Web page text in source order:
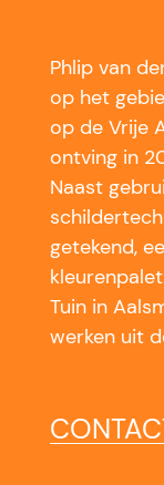
Phlip van
op het
op de Vrije
ontving in
Naast
getekend,
Tuin in
werken uit